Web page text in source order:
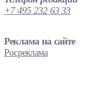
+7 495 232 63 33
Реклама на сайте
Росреклама